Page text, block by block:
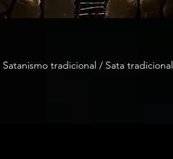
Satanismo tradicional / Sata tradicional